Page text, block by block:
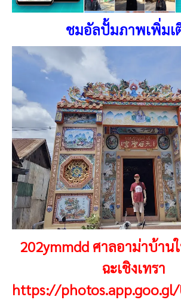
ชมอัลปั้มภาพเพิ่มเ
202ymmdd ศาลอาม่าบ้าน
ฉะเชิงเทรา
https://photos.app.goo.gl/